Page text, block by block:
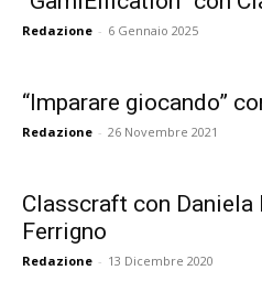
Redazione - 6 Gennaio 2025
“Imparare giocando”
Redazione - 26 Novembre 2021
Classcraft con Daniela
Ferrigno
Redazione - 13 Dicembre 2020